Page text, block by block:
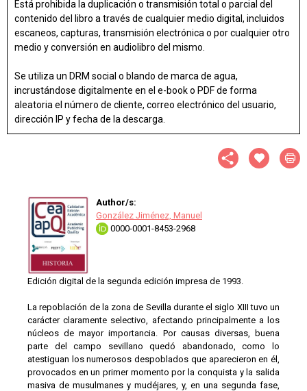
Está prohibida la duplicación o transmisión total o parcial del
contenido del libro a través de cualquier medio digital, incluidos
escaneos, capturas, transmisión electrónica o por cualquier otro
medio y conversión en audiolibro del mismo.
Se utiliza un DRM social o blando de marca de agua,
incrustándose digitalmente en el e-book o PDF de forma
aleatoria el número de cliente, correo electrónico del usuario,
dirección IP y fecha de la descarga.
Author/s:
González Jiménez, Manuel
0000-0001-8453-2968
Edición digital de la segunda edición impresa de 1993.
La repoblación de la zona de Sevilla durante el siglo XIII tuvo un
carácter claramente selectivo, afectando principalmente a los
núcleos de mayor importancia. Por causas diversas, buena
parte del campo sevillano quedó abandonado, como lo
atestiguan los numerosos despoblados que aparecieron en él,
provocados en un primer momento por la conquista y la salida
masiva de musulmanes y mudéjares, y, en una segunda fase,